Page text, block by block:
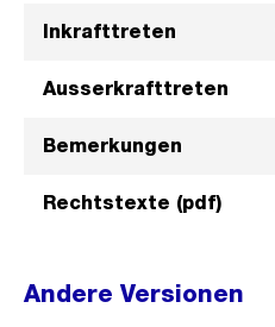
Inkrafttreten
Ausserkrafttreten
Bemerkungen
Rechtstexte (pdf)
Andere Versionen